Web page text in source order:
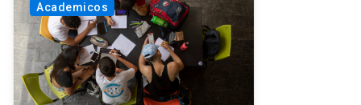
Academicos